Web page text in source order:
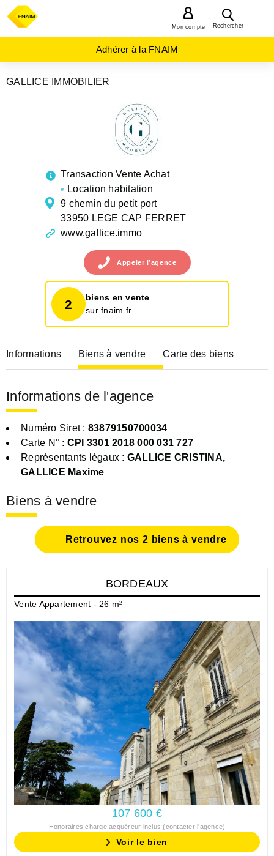
Rechercher
Mon compte
Adhérer à la FNAIM
GALLICE IMMOBILIER
Transaction Vente Achat
Location habitation
9 chemin du petit port
33950 LEGE CAP FERRET
www.gallice.immo
Appeler l’agence
2
biens en vente
sur fnaim.fr
Informations Biens à vendre Carte des biens
Informations de l'agence
Numéro Siret : 83879150700034
Carte N° : CPI 3301 2018 000 031 727
Représentants légaux : GALLICE CRISTINA,
GALLICE Maxime
Biens à vendre
Retrouvez nos 2 biens à vendre
BORDEAUX
Vente Appartement - 26 m²
107 600 €
Honoraires charge acquéreur inclus (contacter l'agence)
Voir le bien